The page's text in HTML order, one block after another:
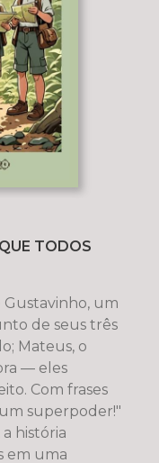
TODOS
um
de seus três
Mateus, o
— eles
superpoder!"
história
em uma